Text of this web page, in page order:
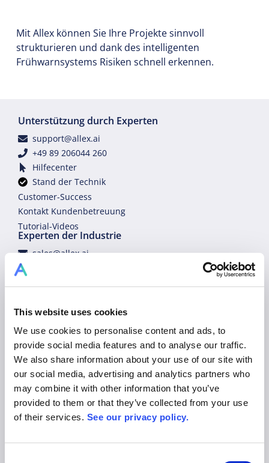
This website uses cookies
We use cookies to personalise content and ads, to
provide social media features and to analyse our traffic.
We also share information about your use of our site with
our social media, advertising and analytics partners who
may combine it with other information that you’ve
provided to them or that they’ve collected from your use
of their services. See our privacy policy.
Mit Allex können Sie Ihre Projekte sinnvoll
strukturieren und dank des intelligenten
Frühwarnsystems Risiken schnell erkennen.
Unterstützung durch Experten
support@allex.ai
+49 89 206044 260
Hilfecenter
Stand der Technik
Customer-Success
Kontakt Kundenbetreuung
Tutorial-Videos
Experten der Industrie
sales@allex.ai
Datenschutz
Nutzungs- und Geschäftsbedingungen
Impressum
Plattform
Produkt
Lösungen
Preise
Kontakt